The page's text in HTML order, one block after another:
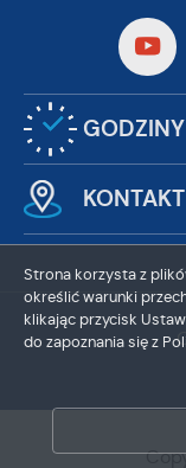
KONTAKT
Strona korzysta z
określić warunki
klikając przycisk
do zapoznania się z